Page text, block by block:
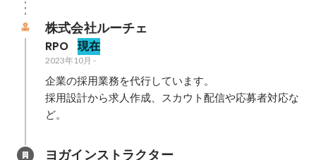
株式会社ルーチェ
RPO 現在
2023年10月 -
企業の採用業務を代行しています。
採用設計から求人作成、スカウト配信や応募者対応な
ど。
ヨガインストラクター